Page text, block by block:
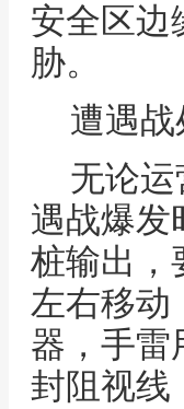
安全区边
胁。
遭遇
无论
遇战爆发
桩输出，
左右移动
器，手雷
封阻视线